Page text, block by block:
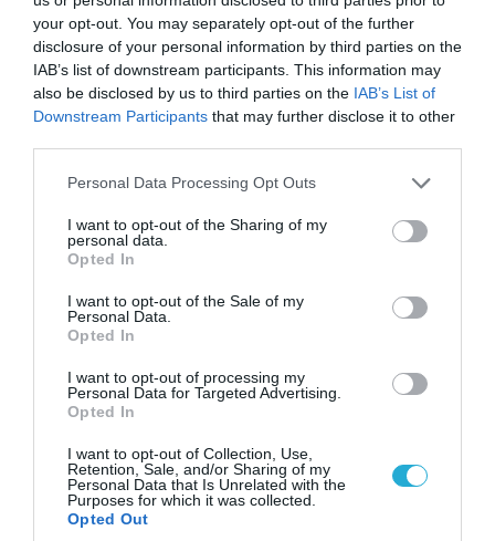
your opt-out. You may separately opt-out of the further
disclosure of your personal information by third parties on the
IAB’s list of downstream participants. This information may
also be disclosed by us to third parties on the IAB’s List of
Downstream Participants that may further disclose it to other
Please note that this website/app uses one or more Google
not limited to your visit or usage behaviour. You may click to
grant or deny consent to Google and its third-party tags to
use your data for below specified purposes in below Google
consent section.
Personal Data Processing Opt Outs
I want to opt-out of the Sharing of my
personal data.
Opted In
I want to opt-out of the Sale of my
Personal Data.
Opted In
I want to opt-out of processing my
Personal Data for Targeted Advertising.
Opted In
I want to opt-out of Collection, Use,
Retention, Sale, and/or Sharing of my
Personal Data that Is Unrelated with the
Purposes for which it was collected.
Opted Out
χειμώνα στο Κίεβο: Οι Ρώσοι διέλυσαν 7
07.08.2026 | 11:02